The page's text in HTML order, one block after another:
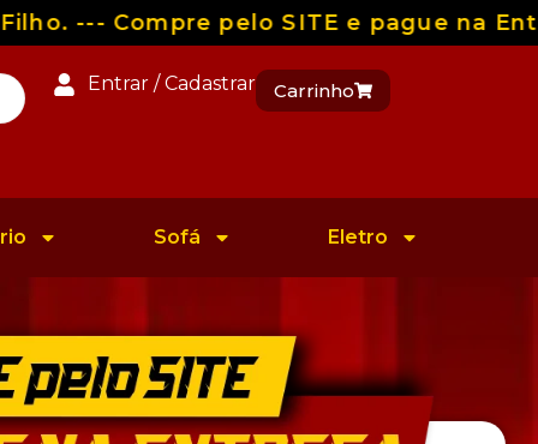
--- Compre pelo SITE e pague na
Entrar / Cadastrar Carrinho
Sofá Eletro